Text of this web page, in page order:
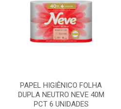
PAPEL HIGIÊNICO FOLHA
DUPLA NEUTRO NEVE 40M
PCT 6 UNIDADES